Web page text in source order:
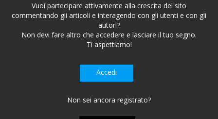
Vuoi partecipare attivamente alla crescita del sito
commentando gli articoli e interagendo con gli utenti e con gli
autori?
Non devi fare altro che accedere e lasciare il tuo segno.
Ti aspettiamo!
Accedi
Non sei ancora registrato?